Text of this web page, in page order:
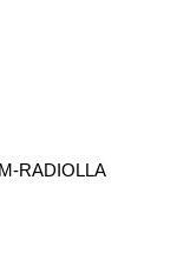
RADIOLLA